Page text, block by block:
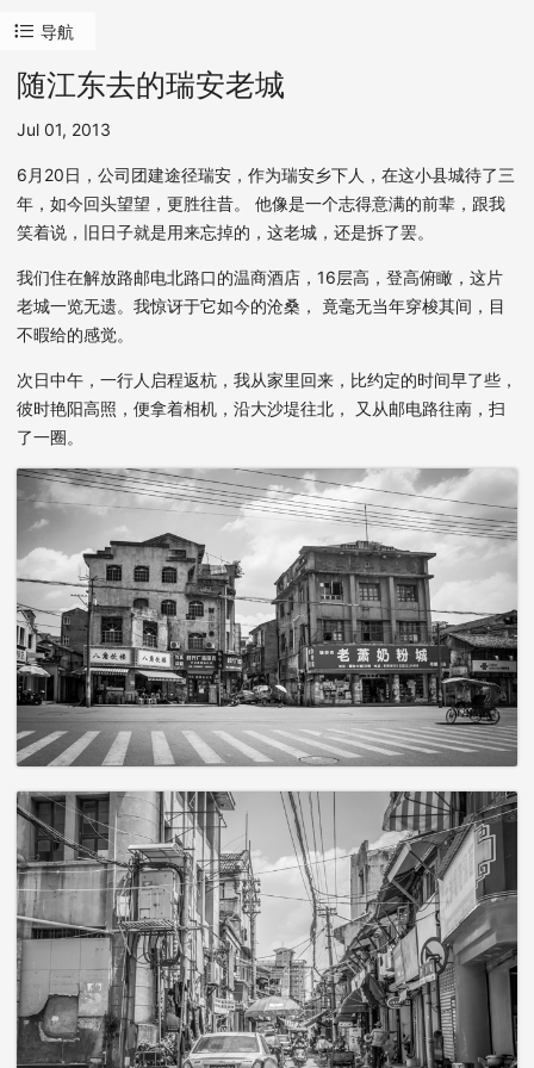
随江东去的瑞安老城
Jul 01, 2013
6月20日，公司团建途径瑞安，作为瑞安乡下人，在这小县城待了三
年，如今回头望望，更胜往昔。 他像是一个志得意满的前辈，跟我
笑着说，旧日子就是用来忘掉的，这老城，还是拆了罢。
我们住在解放路邮电北路口的温商酒店，16层高，登高俯瞰，这片
老城一览无遗。我惊讶于它如今的沧桑， 竟毫无当年穿梭其间，目
不暇给的感觉。
次日中午，一行人启程返杭，我从家里回来，比约定的时间早了些，
彼时艳阳高照，便拿着相机，沿大沙堤往北， 又从邮电路往南，扫
了一圈。
导航